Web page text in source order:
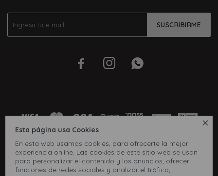

Esta página usa Cookies
En esta web usamos cookies, para ofrecerte la mejor
experiencia online. Las cookies de este sitio web se usan
para personalizar el contenido y los anuncios, ofrecer
funciones de redes sociales y analizar el tráfico,
SUSCRIBIRME
  